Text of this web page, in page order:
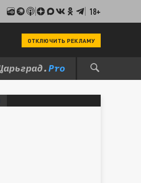
18+
ОТКЛЮЧИТЬ РЕКЛАМУ